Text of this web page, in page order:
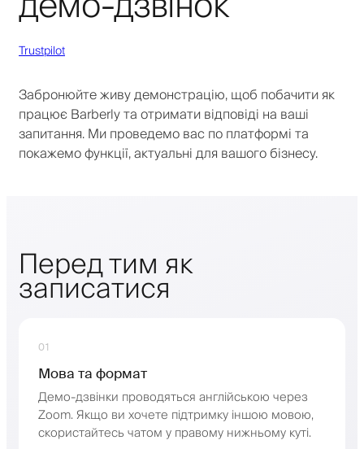
Trustpilot
Забронюйте живу демонстрацію, щоб побачити як
працює Barberly та отримати відповіді на ваші
запитання. Ми проведемо вас по платформі та
покажемо функції, актуальні для вашого бізнесу.
Перед тим як
записатися
01
Мова та формат
Демо-дзвінки проводяться англійською через
Zoom. Якщо ви хочете підтримку іншою мовою,
скористайтесь чатом у правому нижньому куті.